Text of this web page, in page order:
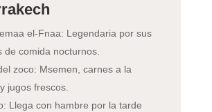
el-Fnaa: Legendaria por sus
de comida nocturnos.
zoco: Msemen, carnes a la
jugos frescos.
Llega con hambre por la tarde